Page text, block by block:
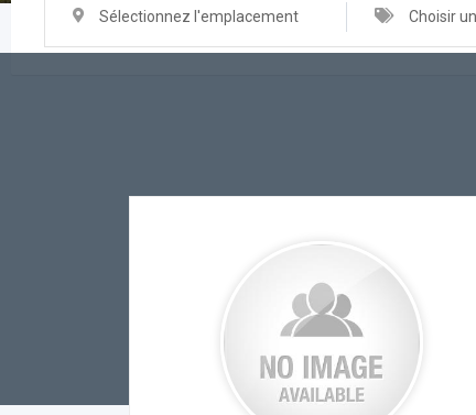
Sélectionnez l'emplacement Choisir